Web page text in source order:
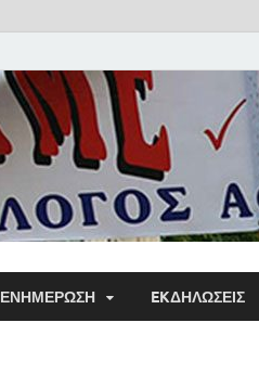
ΕΝΗΜΕΡΩΣΗ EKΔΗΛΩΣΕΙΣ